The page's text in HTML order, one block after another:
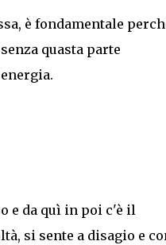
è fondamentale
quasta parte
e da quì in poi c'è il
si sente a disagio e